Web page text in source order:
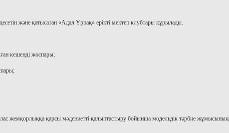
және қатысатан «Адал Ұрпақ» ерікті мектеп клубтары құрылады.
кешенді жоспары;
жемқорлыққа қарсы мәдениетті қалыптастыру бойынша модельдік тәрбие жұмысының